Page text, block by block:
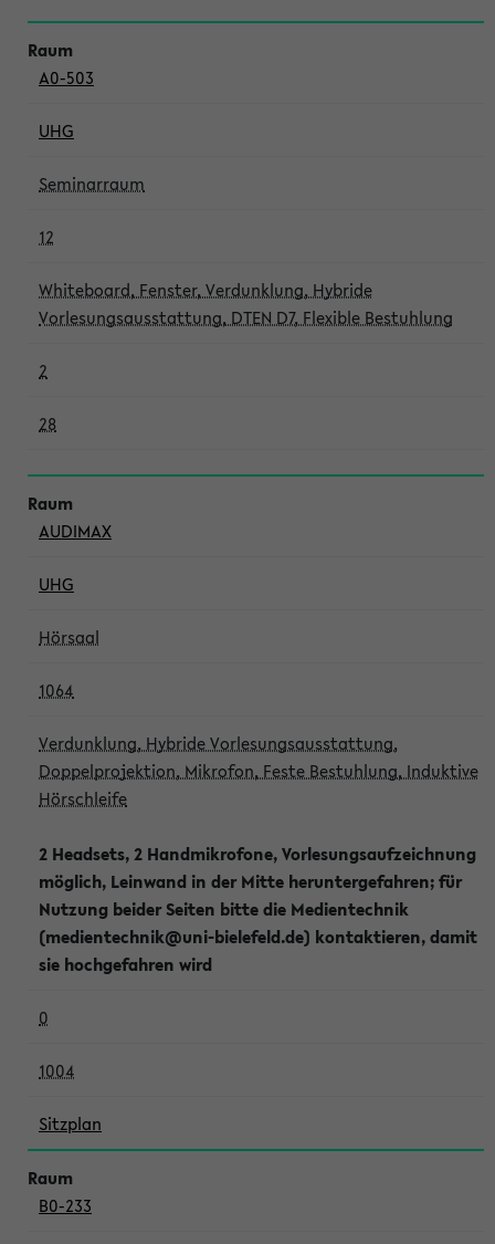
A0-503
UHG
Seminarraum
12
Whiteboard, Fenster, Verdunklung, Hybride
Vorlesungsausstattung, DTEN D7, Flexible Bestuhlung
2
28
AUDIMAX
UHG
Hörsaal
1064
Verdunklung, Hybride Vorlesungsausstattung,
Doppelprojektion, Mikrofon, Feste Bestuhlung, Induktive
Hörschleife
2 Headsets, 2 Handmikrofone, Vorlesungsaufzeichnung
möglich, Leinwand in der Mitte heruntergefahren; für
Nutzung beider Seiten bitte die Medientechnik
(medientechnik@uni-bielefeld.de) kontaktieren, damit
sie hochgefahren wird
0
1004
Sitzplan
B0-233